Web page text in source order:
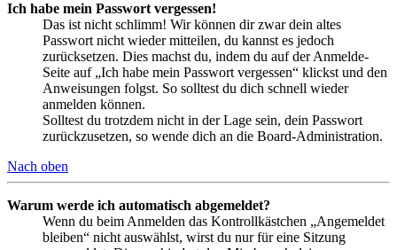
Ich habe mein Passwort vergessen!
Das ist nicht schlimm! Wir können dir zwar dein altes
Passwort nicht wieder mitteilen, du kannst es jedoch
zurücksetzen. Dies machst du, indem du auf der Anmelde-
Seite auf „Ich habe mein Passwort vergessen“ klickst und den
Anweisungen folgst. So solltest du dich schnell wieder
anmelden können.
Solltest du trotzdem nicht in der Lage sein, dein Passwort
zurückzusetzen, so wende dich an die Board-Administration.
Nach oben
Warum werde ich automatisch abgemeldet?
Wenn du beim Anmelden das Kontrollkästchen „Angemeldet
bleiben“ nicht auswählst, wirst du nur für eine Sitzung